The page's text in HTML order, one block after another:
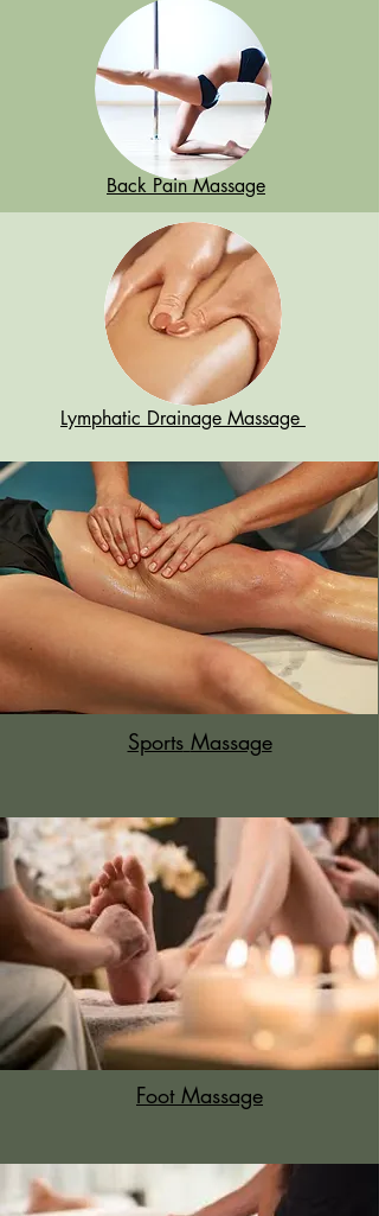
Back Pain Massage
Lymphatic Drainage Massage
Sports Massage
Foot Massage